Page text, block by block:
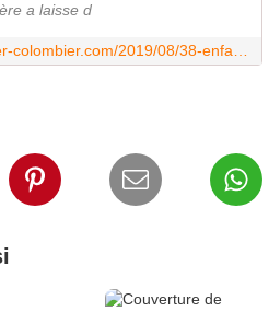
a laisse d